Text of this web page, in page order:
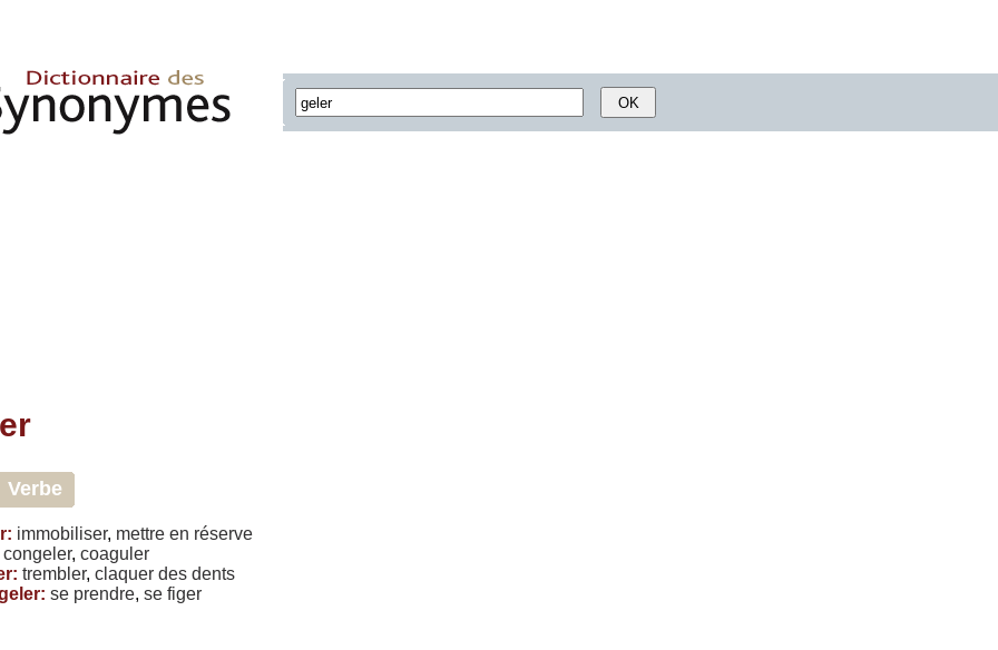
Verbe
: immobiliser, mettre en réserve
congeler, coaguler
: trembler, claquer des dents
: se prendre, se figer